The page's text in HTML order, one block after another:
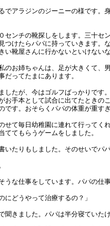
でアラジンのジーニーの様です。
センチの靴探しをします。三十セ
つけたらパパに持っていきます。
い靴屋さんに行かないといけない
のお姉ちゃんは、足が大きくて、
ってたまにあります。
したが、今はゴルフばっかりです
お手本として試合に出てたときの
です。おそらくパパの体重が重す
せて毎日幼稚園に連れて行ってく
てもらうゲームをしました。
いたりもしました。そのせいでパ
うな仕事をしています。パパの仕
にどうやって治療するの？」
聞きました。パパは半分寝ていた